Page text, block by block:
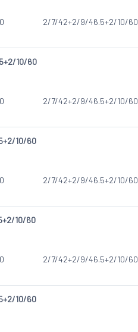
2/7/42+2/9/46.5+2/10/60
10/60
2/7/42+2/9/46.5+2/10/60
10/60
2/7/42+2/9/46.5+2/10/60
10/60
2/7/42+2/9/46.5+2/10/60
10/60